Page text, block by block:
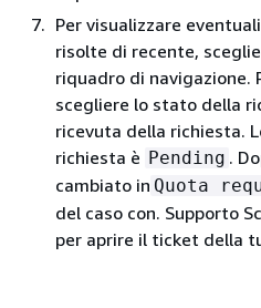
Per visualizzare
risolte di recente,
riquadro di navigazione.
scegliere lo stato della
ricevuta della richiesta.
richiesta è Pending .
cambiato in Quota
del caso con. Supporto
per aprire il ticket della